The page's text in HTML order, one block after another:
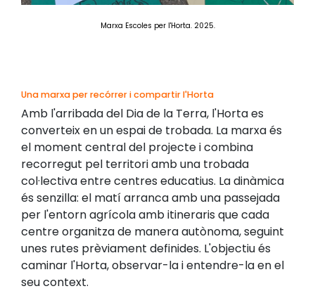
Marxa Escoles per l'Horta. 2025.
Una marxa per recórrer i compartir l'Horta
Amb l'arribada del Dia de la Terra, l'Horta es
converteix en un espai de trobada. La marxa és
el moment central del projecte i combina
recorregut pel territori amb una trobada
col·lectiva entre centres educatius. La dinàmica
és senzilla: el matí arranca amb una passejada
per l'entorn agrícola amb itineraris que cada
centre organitza de manera autònoma, seguint
unes rutes prèviament definides. L'objectiu és
caminar l'Horta, observar-la i entendre-la en el
seu context.